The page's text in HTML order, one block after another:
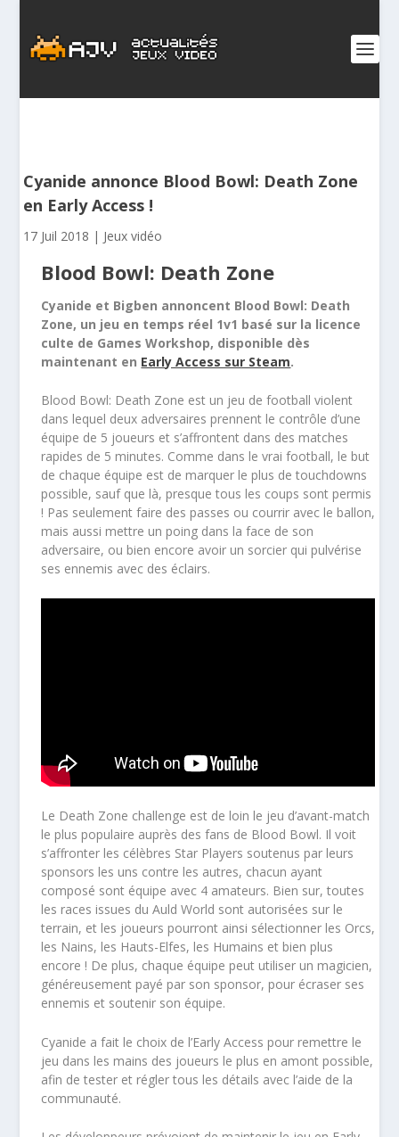
Cyanide annonce Blood Bowl: Death Zone
en Early Access !
17 Juil 2018 | Jeux vidéo
Blood Bowl: Death Zone
Cyanide et Bigben annoncent Blood Bowl: Death
Zone, un jeu en temps réel 1v1 basé sur la licence
culte de Games Workshop, disponible dès
maintenant en Early Access sur Steam.
Blood Bowl: Death Zone est un jeu de football violent
dans lequel deux adversaires prennent le contrôle d’une
équipe de 5 joueurs et s’affrontent dans des matches
rapides de 5 minutes. Comme dans le vrai football, le but
de chaque équipe est de marquer le plus de touchdowns
possible, sauf que là, presque tous les coups sont permis
! Pas seulement faire des passes ou courrir avec le ballon,
mais aussi mettre un poing dans la face de son
adversaire, ou bien encore avoir un sorcier qui pulvérise
ses ennemis avec des éclairs.
Le Death Zone challenge est de loin le jeu d’avant-match
le plus populaire auprès des fans de Blood Bowl. Il voit
s’affronter les célèbres Star Players soutenus par leurs
sponsors les uns contre les autres, chacun ayant
composé sont équipe avec 4 amateurs. Bien sur, toutes
les races issues du Auld World sont autorisées sur le
terrain, et les joueurs pourront ainsi sélectionner les Orcs,
les Nains, les Hauts-Elfes, les Humains et bien plus
encore ! De plus, chaque équipe peut utiliser un magicien,
généreusement payé par son sponsor, pour écraser ses
ennemis et soutenir son équipe.
Cyanide a fait le choix de l’Early Access pour remettre le
jeu dans les mains des joueurs le plus en amont possible,
afin de tester et régler tous les détails avec l’aide de la
communauté.